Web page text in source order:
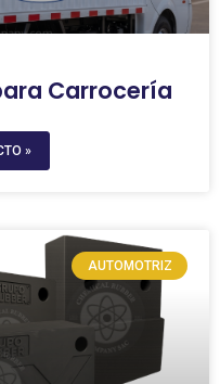
Carrocería
»
AUTOMOTRIZ